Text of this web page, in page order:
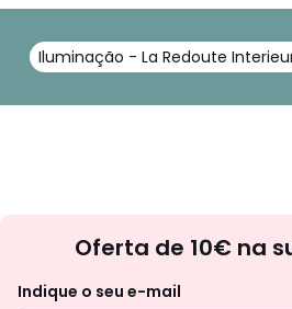
Iluminação - La Redoute
Oferta de 10€ na
Indique o seu e-mail